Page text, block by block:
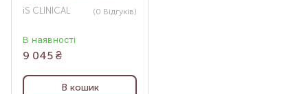
REGIMEN
iS CLINICAL (0 Відгуків)
В наявності
9 045 ₴
В кошик